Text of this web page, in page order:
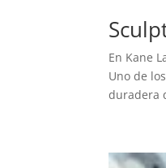
En Kane
Uno de
duradera